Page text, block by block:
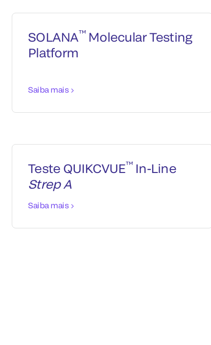
SOLANA™Molecular Testing
Platform
Saiba mais
Teste QUIKCVUE™In-Line
Strep A
Saiba mais